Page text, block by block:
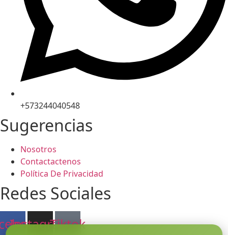
+573244040548
Sugerencias
Nosotros
Contactactenos
Política De Privacidad
Redes Sociales
Instagram
Tiktok